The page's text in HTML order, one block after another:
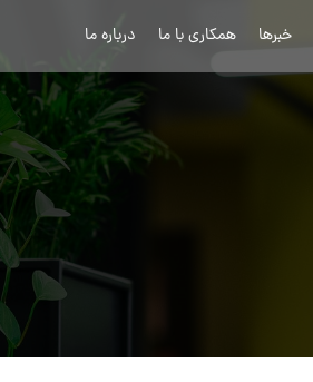
خبرها همکاری با ما درباره ما